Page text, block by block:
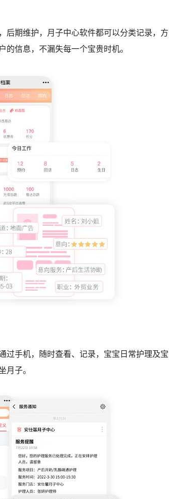
后期维护，月子中心软件都可以分类记录，
信息，不漏失每一个宝贵时机。
过手机，随时查看、记录，宝宝日常护理及
子。